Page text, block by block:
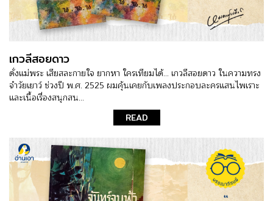
เกวลีสอยดาว
ดั่งแม่พระ เสียสละกายใจ ยากหา ใครเทียมได้... เกวลีสอยดาว ในความทรง
จำวัยเยาว์ ช่วงปี พ.ศ. 2525 ผมคุ้นเคยกับเพลงประกอบละครแสนไพเราะ
และเนื้อเรื่องสนุกสน...
READ